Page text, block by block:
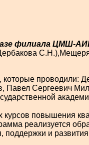
филиала ЦМШ-
С.Н.),
которые
Павел Сергеевич
курсов повышения
реализуется
и